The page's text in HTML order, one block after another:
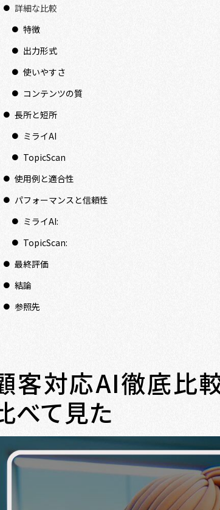
詳細な比較
特徴
出力形式
使いやすさ
コンテンツの質
長所と短所
ミライAI
TopicScan
使用例と適合性
パフォーマンスと信頼性
ミライAI:
TopicScan:
最終評価
結論
参照先
客対応AI徹底比
べて見た